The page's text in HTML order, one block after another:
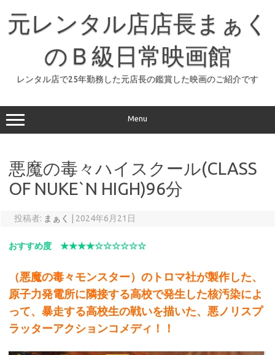
元レンタル店店長まぁく
のＢ級日常映画館
レンタル店で25年勤務した元店長の鑑賞した映画のご紹介です
Menu
悪魔の毒々ハイスクール(CLASS
OF NUKE`N HIGH)96分
投稿者: まぁく 2024年6月21日
おすすめ度 ★★★★☆☆☆☆☆☆
（悪魔の毒々モンスター）のトロマ社が製作した、
原子力発電所に隣接する高校で発生した核汚染によ
って、暴走する高校生の戦いを描いた、悪ノリスプ
ラッターアクションコメディ！！